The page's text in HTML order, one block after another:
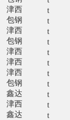
津西
t
包钢
t
津西
t
包钢
t
津西
t
津西
t
津西
t
包钢
t
鑫达
t
津西
t
鑫达
t